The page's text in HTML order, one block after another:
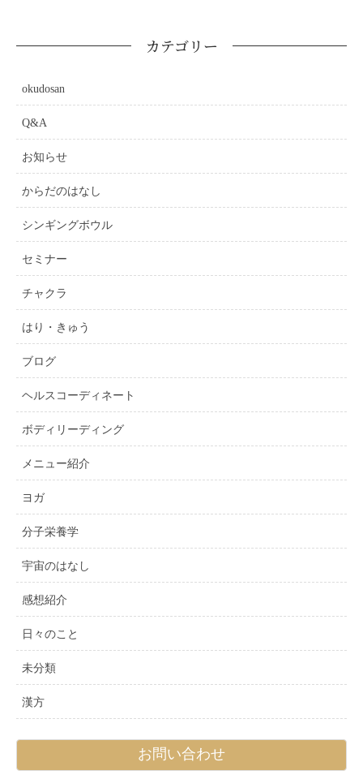
カテゴリー
okudosan
Q&A
お知らせ
からだのはなし
シンギングボウル
セミナー
チャクラ
はり・きゅう
ブログ
ヘルスコーディネート
ボディリーディング
メニュー紹介
ヨガ
分子栄養学
宇宙のはなし
感想紹介
日々のこと
未分類
漢方
お問い合わせ